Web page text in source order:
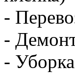
-
-
-